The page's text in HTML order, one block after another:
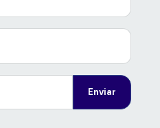
Enviar